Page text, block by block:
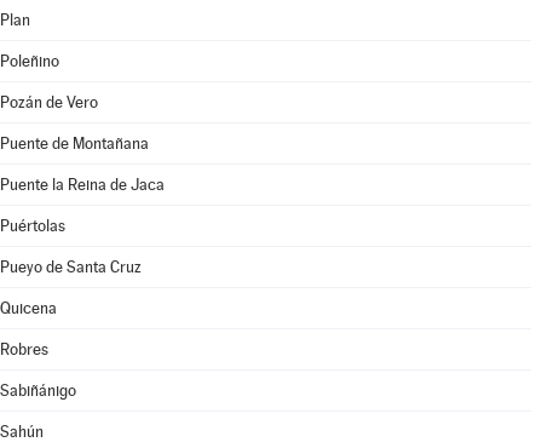
Plan
Poleñino
Pozán de Vero
Puente de Montañana
Puente la Reina de Jaca
Puértolas
Pueyo de Santa Cruz
Quicena
Robres
Sabiñánigo
Sahún